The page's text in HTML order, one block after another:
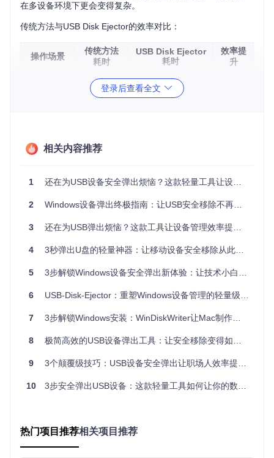
在多设备环境下更会变得复杂。
传统方法与USB Disk Ejector的效率对比：
操作场景
传统方法
耗时
USB Disk Ejector
耗时
效率提
升
23秒 3秒
处理
7%
如何3步搭建你的极速设备管理系统
📌 目标：5分钟完成工具部署
s/us/USB-Disk-Ejector获取源码，使用Delphi编译USBDis
可直接存放于U盘随身携带
📌 目标：实现一键弹出
操作
：运行程序后在系统托盘右键菜单中选择目标设备效果
3秒内完成设备卸载，比传统方式快7倍
⚠️ 注意：处理顽固占用
操作
：当程序检测到文件占用时，会显示占用进程列表效果
电脑新手适用：傻瓜式操作
双击程序图标自动扫描所有可移动设备
在弹出的设备列表中点击要移除的设备名称
登录后查看全文
相关内容推荐
1 还在为USB设备安全弹出烦恼？这款轻量工具让设备管理效率提升300%
2 Windows设备弹出终极指南：让USB安全移除不再烦恼
3 还在为USB弹出烦恼？这款工具让设备管理效率提升300%
4 3秒弹出U盘的轻量神器：让移动设备安全移除从此告别繁琐操作
5 3步解锁Windows设备安全弹出新体验：让技术小白也能玩转的高效工具
6 USB-Disk-Ejector：重塑Windows设备管理的轻量级解决方案
7 3步解锁Windows安装：WinDiskWriter让Mac制作启动盘像玩拼图一样简单
8 极简高效的USB设备弹出工具：让安全移除变得如此简单
9 3个颠覆级技巧：USB设备安全弹出让职场人效率提升67%
10 3步安全弹出USB设备：这款轻量工具如何让你的数据传输更高效？
热门项目推荐相关项目推荐